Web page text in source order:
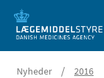
Nyheder / 2016